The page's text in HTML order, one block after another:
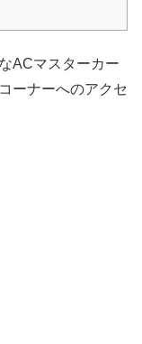
ACマスターカー
ーナーへのアクセ